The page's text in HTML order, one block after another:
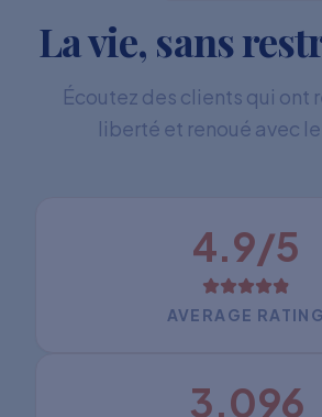
La vie, sans
Écoutez des clients qui ont
liberté et renoué avec
4.9/5
AVERAGE RATING
3,096